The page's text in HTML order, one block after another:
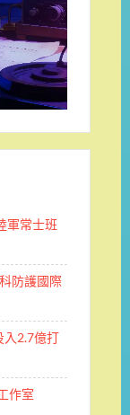
軍常士班
防護國際
入2.7億打
作室